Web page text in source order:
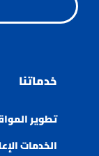
خدماتنا
تطوير
الخدمات